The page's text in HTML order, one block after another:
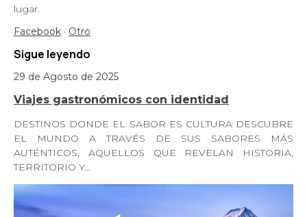
lugar.
Facebook · Otro
Sigue leyendo
29 de Agosto de 2025
Viajes gastronómicos con identidad
DESTINOS DONDE EL SABOR ES CULTURA DESCUBRE
EL MUNDO A TRAVÉS DE SUS SABORES MÁS
AUTÉNTICOS, AQUELLOS QUE REVELAN HISTORIA,
TERRITORIO Y…